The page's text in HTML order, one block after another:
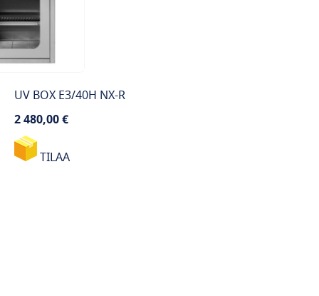
UV BOX E3/40H NX-R
2 480,00 €
TILAA